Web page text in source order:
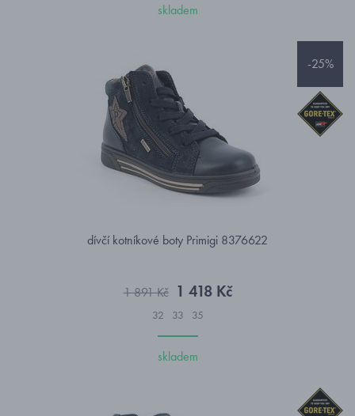
skladem
-25%
dívčí kotníkové boty Primigi 8376622
1 891 Kč 1 418 Kč
32 33 35
skladem